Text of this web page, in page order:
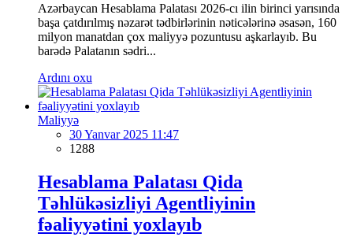
Azərbaycan Hesablama Palatası 2026-cı ilin birinci yarısında
başa çatdırılmış nəzarət tədbirlərinin nəticələrinə əsasən, 160
milyon manatdan çox maliyyə pozuntusu aşkarlayıb. Bu
barədə Palatanın sədri...
Ardını oxu
Maliyyə
30 Yanvar 2025 11:47
1288
Hesablama Palatası Qida
Təhlükəsizliyi Agentliyinin
fəaliyyətini yoxlayıb